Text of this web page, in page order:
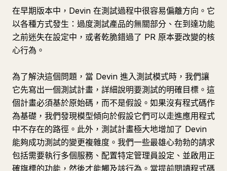
在早期版本中，Devin 在測試過程中很容易偏離方向。它
以各種方式發生：過度測試產品的無關部分、在到達功能
之前迷失在設定中，或者乾脆錯過了 PR 原本要改變的核
心行為。
為了解決這個問題，當 Devin 進入測試模式時，我們讓
它先寫出一個測試計畫，詳細說明要測試的明確目標。這
個計畫必須基於原始碼，而不是假設。如果沒有程式碼作
為基礎，我們發現模型傾向於假設它們可以走進應用程式
中不存在的路徑。此外，測試計畫極大地增加了 Devin
能夠成功測試的變更複雜度。我們一些最雄心勃勃的請求
包括需要執行多個服務、配置特定管理員設定、並啟用正
確旗標的功能，然後才能觸及該行為。當提前閱讀程式碼